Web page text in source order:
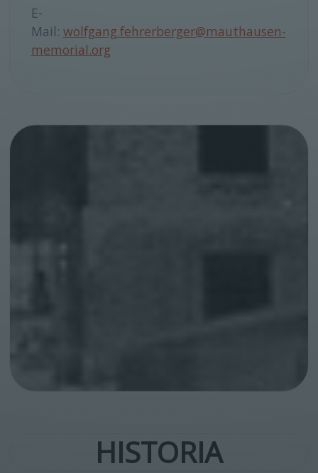
E-
Mail: wolfgang.fehrerberger@mauthausen-
memorial.org
HISTORIA